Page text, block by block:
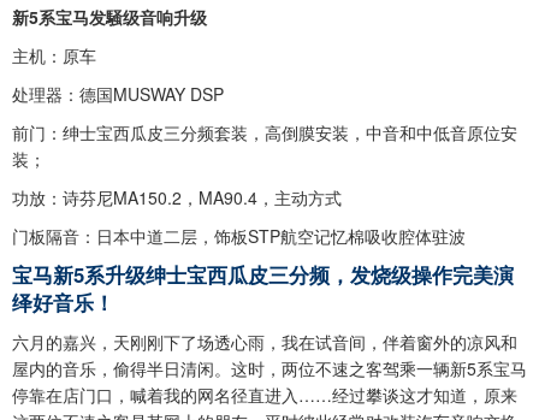
新5系宝马发騒级音响升级
主机：原车
处理器：德国MUSWAY DSP
前门：绅士宝西瓜皮三分频套装，高倒膜安装，中音和中低音原位安
装；
功放：诗芬尼MA150.2，MA90.4，主动方式
门板隔音：日本中道二层，饰板STP航空记忆棉吸收腔体驻波
宝马新5系升级绅士宝西瓜皮三分频，发烧级操作完美演
绎好音乐！
六月的嘉兴，天刚刚下了场透心雨，我在试音间，伴着窗外的凉风和
屋内的音乐，偷得半日清闲。这时，两位不速之客驾乘一辆新5系宝马
停靠在店门口，喊着我的网名径直进入……经过攀谈这才知道，原来